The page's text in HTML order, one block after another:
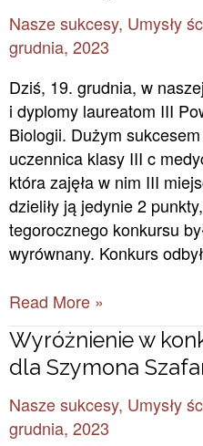
Nasze sukcesy, Umysły
grudnia, 2023
Dziś, 19. grudnia, w
i dyplomy laureatom III
Biologii. Dużym
uczennica klasy III c
która zajęła w nim III
dzieliły ją jedynie 2
tegorocznego konkursu
wyrównany. Konkurs odbył
w
Powiatowym
z
Biologii
Read More »
Wyróżnienie w
dla Szymona
Nasze sukcesy, Umysły
grudnia, 2023
Wyróżnienie
w
konkursie
geodezyjnym
dla